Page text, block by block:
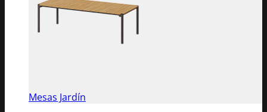
Mesas Jardín